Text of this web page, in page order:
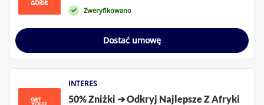
Zweryfikowano
Dostać umowę
INTERES
50% Zniżki ➔ Odkryj Najlepsze Z Afryki